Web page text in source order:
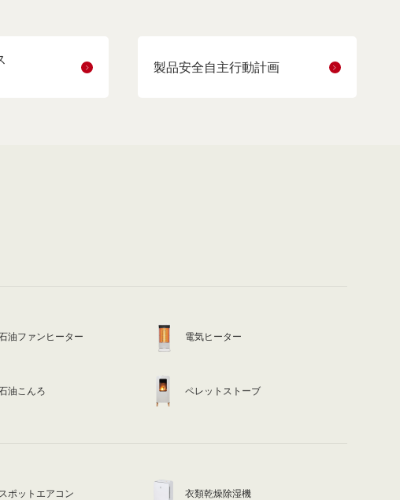
製品安全自主行動計画
油ファンヒーター 電気ヒーター
油こんろ ペレットストーブ
スポットエアコン 衣類乾燥除湿機